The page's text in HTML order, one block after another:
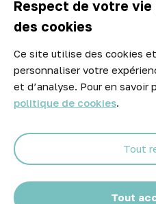
Respect de votre
des cookies
Ce site utilise des cookies
personnaliser votre
et d’analyse. Pour en
politique de cookies.
Tout
Tout
Ne manquez aucune opportunité
prix et